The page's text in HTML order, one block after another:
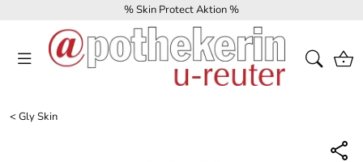
% Skin Protect Aktion %
<Gly Skin